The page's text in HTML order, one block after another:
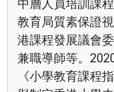
中層人員培訓課
教育局質素保證
港課程發展議會
兼職導師等。
《小學教育課程